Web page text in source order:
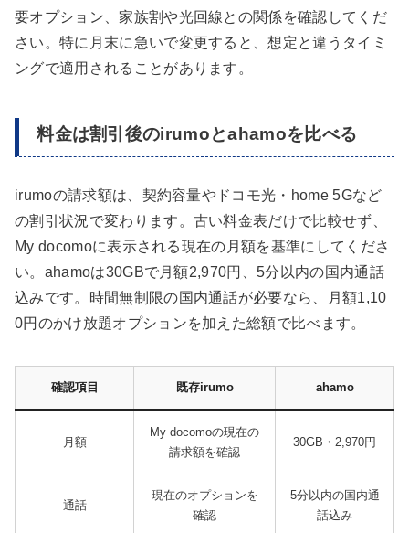
要オプション、家族割や光回線との関係を確認してくだ
さい。特に月末に急いで変更すると、想定と違うタイミ
ングで適用されることがあります。
料金は割引後のirumoとahamoを比べる
irumoの請求額は、契約容量やドコモ光・home 5Gなど
の割引状況で変わります。古い料金表だけで比較せず、
My docomoに表示される現在の月額を基準にしてくださ
い。ahamoは30GBで月額2,970円、5分以内の国内通話
込みです。時間無制限の国内通話が必要なら、月額1,10
0円のかけ放題オプションを加えた総額で比べます。
確認項目 既存irumo ahamo
月額
My docomoの現在の
請求額を確認
30GB・2,970円
通話
現在のオプションを
確認
5分以内の国内通
話込み